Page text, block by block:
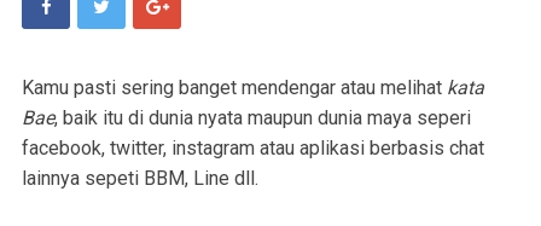
Kamu pasti sering banget mendengar atau melihat kata
Bae, baik itu di dunia nyata maupun dunia maya seperi
facebook, twitter, instagram atau aplikasi berbasis chat
lainnya sepeti BBM, Line dll.